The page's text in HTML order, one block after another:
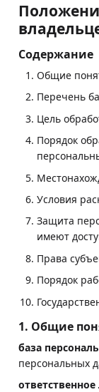
Содержание
Общие
Перечень
Цель
Порядок
Условия
Защита
имеют
Права
Порядок
1. Общие
база
персональных